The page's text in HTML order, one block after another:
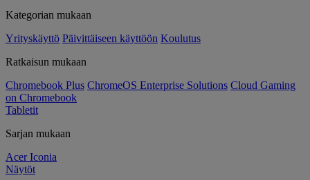
Kategorian mukaan
Yrityskäyttö Päivittäiseen käyttöön Koulutus
Ratkaisun mukaan
Chromebook Plus ChromeOS Enterprise Solutions Cloud Gaming
on Chromebook
Tabletit
Sarjan mukaan
Acer Iconia
Näytöt